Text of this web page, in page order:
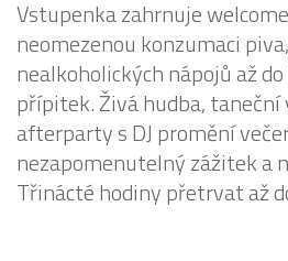
Vstupenka zahrnuje
neomezenou konzumaci
nealkoholických nápojů až
přípitek. Živá hudba,
afterparty s DJ promění
nezapomenutelný zážitek a
Třinácté hodiny přetrvat až